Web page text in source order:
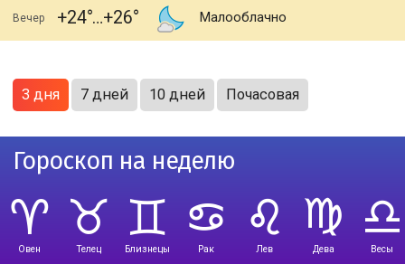
Вечер +24 +26 Малооблачно
3 дня 7 дней 10 дней Почасовая
Гороскоп на неделю
Овен Телец Близнецы Рак Лев Дева Весы